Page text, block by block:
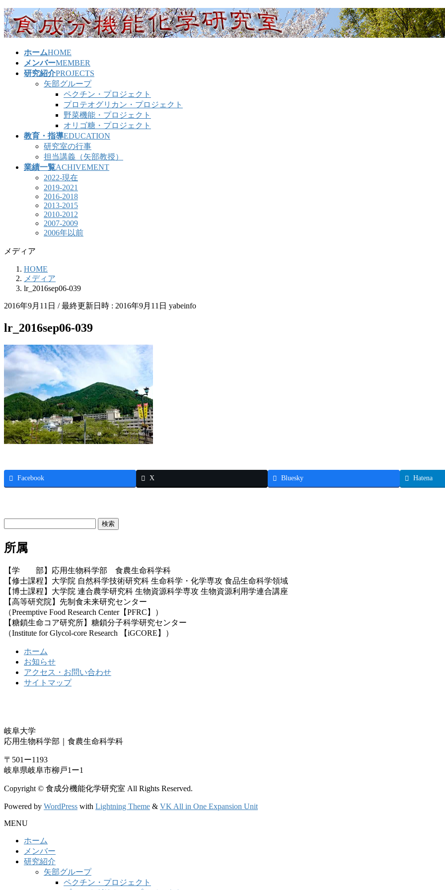
コ
ン
テ
ナ
ビ
ゲ
ホームHOME
メンバーMEMBER
研究紹介PROJECTS
矢部グループ
ペクチン・プロジェクト
プロテオグリカン・プロジェクト
野菜機能・プロジェクト
オリゴ糖・プロジェクト
教育・指導EDUCATION
研究室の行事
担当講義（矢部教授）
業績一覧ACHIVEMENT
2022-現在
2019-2021
2016-2018
2013-2015
2010-2012
2007-2009
2006年以前
メディア
HOME
メディア
lr_2016sep06-039
2016年9月11日 / 最終更新日時 : 2016年9月11日 yabeinfo
lr_2016sep06-039
Facebook X Bluesky Hatena
所属
【学 部】応用生物科学部 食農生命科学科
【修士課程】大学院 自然科学技術研究科 生命科学・化学専攻 食品生命科学領域
【博士課程】大学院 連合農学研究科 生物資源科学専攻 生物資源利用学連合講座
【高等研究院】先制食未来研究センター
（Preemptive Food Research Center【PFRC】）
【糖鎖生命コア研究所】糖鎖分子科学研究センター
（Institute for Glycol-core Research 【iGCORE】）
ホーム
お知らせ
アクセス・お問い合わせ
サイトマップ
岐阜大学
応用生物科学部｜食農生命科学科
〒501ー1193
岐阜県岐阜市柳戸1ー1
Copyright © 食成分機能化学研究室 All Rights Reserved.
Powered by WordPress with Lightning Theme & VK All in One Expansion Unit
MENU
ホーム
メンバー
研究紹介
矢部グループ
ペクチン・プロジェクト